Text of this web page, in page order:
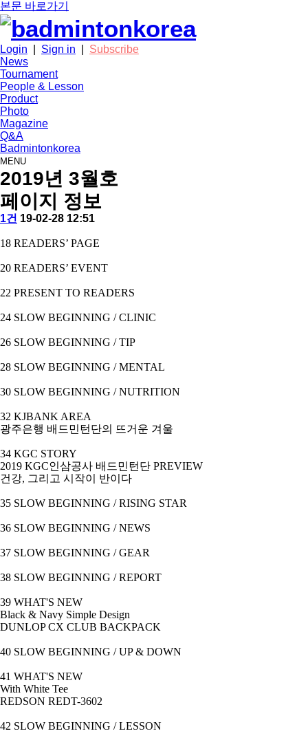
본문 바로가기
Login Sign in
Subscribe
News
Tournament
People & Lesson
Product
Photo
Magazine
Q&A
Badmintonkorea
MENU
2019년 3월호
페이지 정보
작
자
배
민
코
아
댓
1건 작
일
19-02-28 12:51
본
18 READERS’ PAGE
20 READERS’ EVENT
22 PRESENT TO READERS
24 SLOW BEGINNING / CLINIC
26 SLOW BEGINNING / TIP
28 SLOW BEGINNING / MENTAL
30 SLOW BEGINNING / NUTRITION
32 KJBANK AREA
광주은행 배드민턴단의 뜨거운 겨울
34 KGC STORY
2019 KGC인삼공사 배드민턴단 PREVIEW
건강, 그리고 시작이 반이다
35 SLOW BEGINNING / RISING STAR
36 SLOW BEGINNING / NEWS
37 SLOW BEGINNING / GEAR
38 SLOW BEGINNING / REPORT
39 WHAT'S NEW
Black & Navy Simple Design
DUNLOP CX CLUB BACKPACK
40 SLOW BEGINNING / UP & DOWN
41 WHAT'S NEW
With White Tee
REDSON REDT-3602
42 SLOW BEGINNING / LESSON